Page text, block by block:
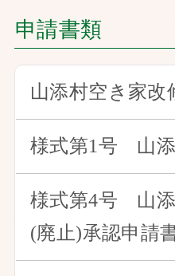
申請書類
山添村空き家改
様式第1号 山添
様式第4号 山添
(廃止)承認申請